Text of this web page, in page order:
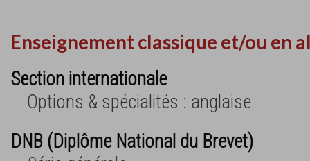
Enseignement classique et/ou en
Section internationale
Options & spécialités : anglaise
DNB (Diplôme National du Brevet)